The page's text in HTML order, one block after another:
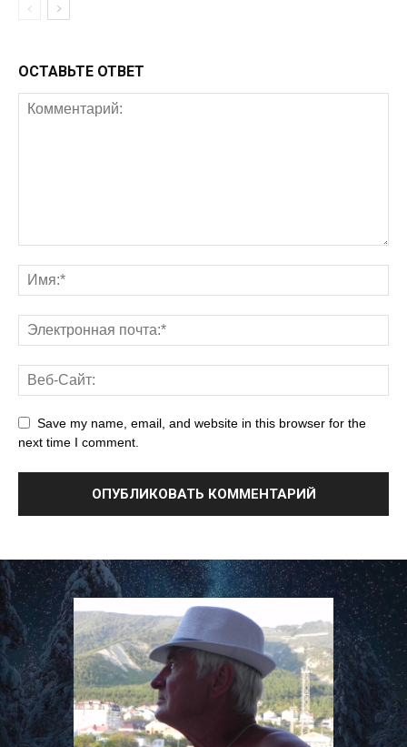
ОСТАВЬТЕ ОТВЕТ
Save my name, email, and website in this browser for the
next time I comment.